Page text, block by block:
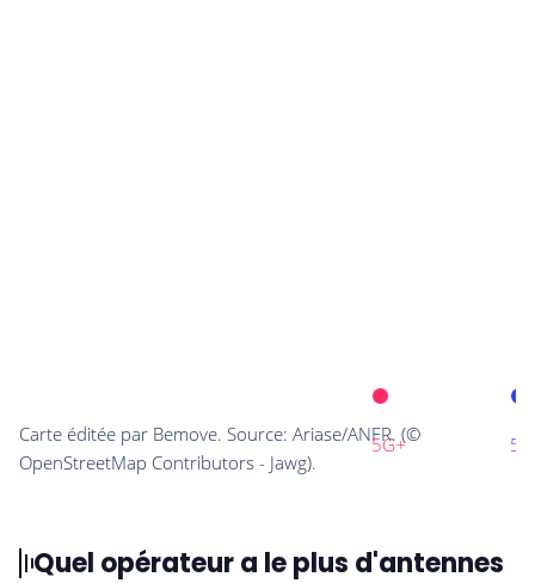
Quel opérateur a le plus d'antennes